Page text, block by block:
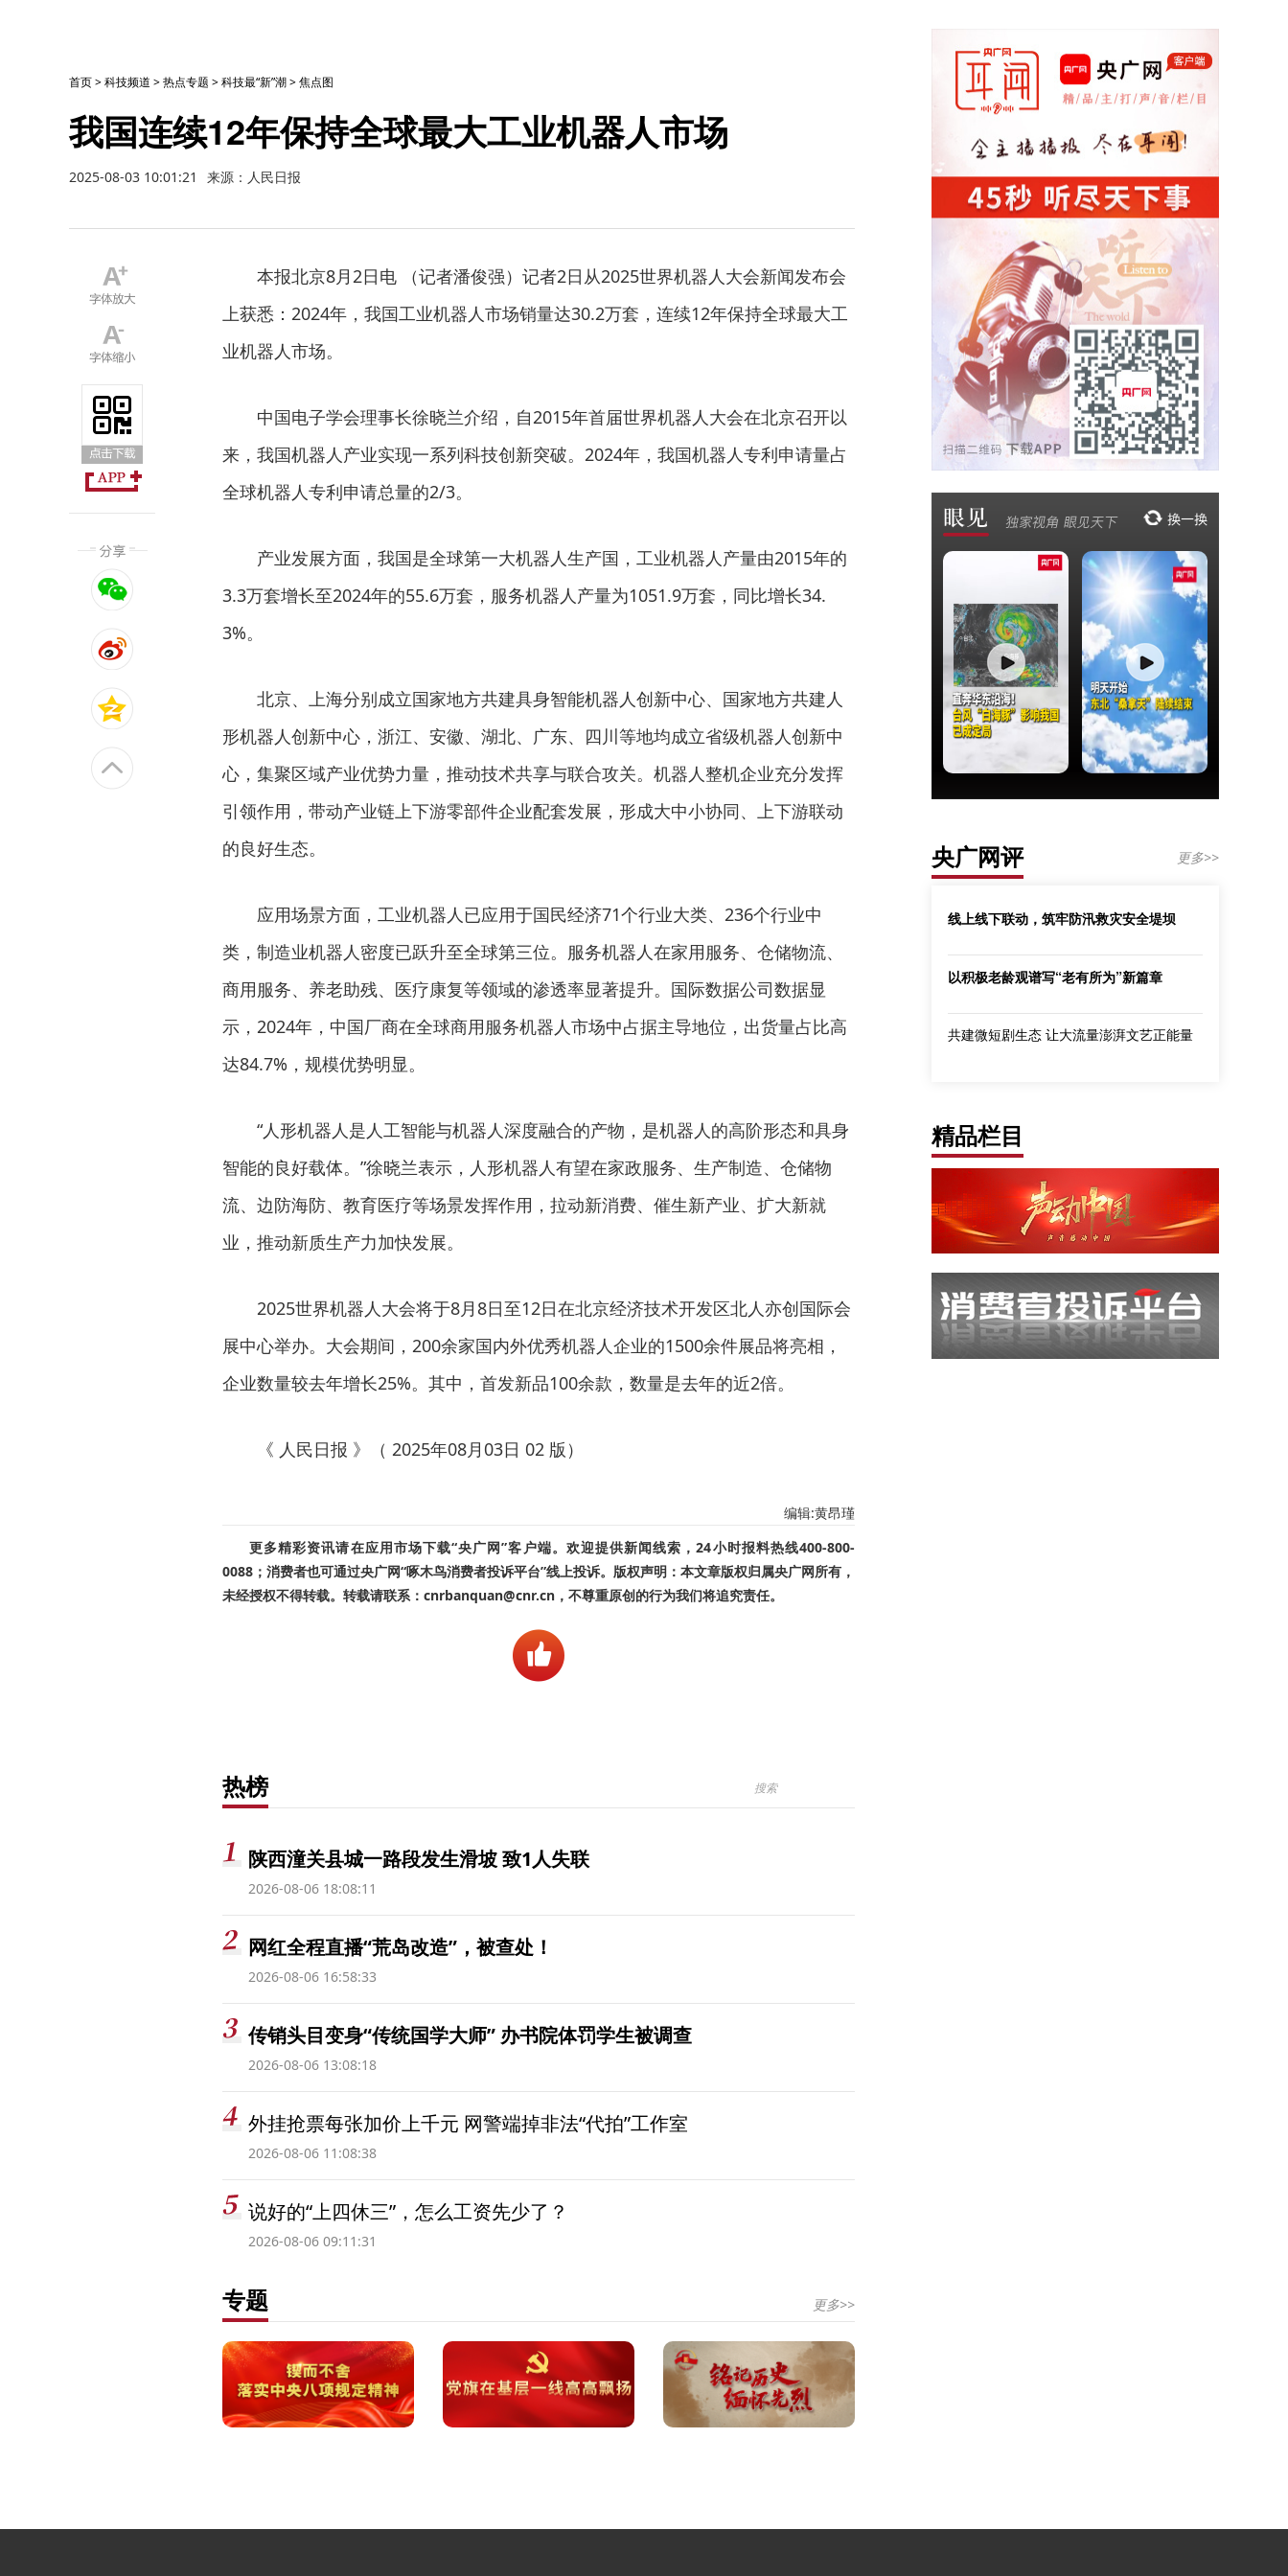
首页>科技频道 >热点专题 >科技最“新”潮>焦点图
我国连续12年保持全球最大工业机器人市场
2025-08-03 10:01:21 来源：人民日报
本报北京8月2日电 （记者潘俊强）记者2日从2025世界机器人大会新闻发布会
上获悉：2024年，我国工业机器人市场销量达30.2万套，连续12年保持全球最大工
业机器人市场。
中国电子学会理事长徐晓兰介绍，自2015年首届世界机器人大会在北京召开以
来，我国机器人产业实现一系列科技创新突破。2024年，我国机器人专利申请量占
全球机器人专利申请总量的2/3。
产业发展方面，我国是全球第一大机器人生产国，工业机器人产量由2015年的
3.3万套增长至2024年的55.6万套，服务机器人产量为1051.9万套，同比增长34.
3%。
北京、上海分别成立国家地方共建具身智能机器人创新中心、国家地方共建人
形机器人创新中心，浙江、安徽、湖北、广东、四川等地均成立省级机器人创新中
心，集聚区域产业优势力量，推动技术共享与联合攻关。机器人整机企业充分发挥
引领作用，带动产业链上下游零部件企业配套发展，形成大中小协同、上下游联动
的良好生态。
应用场景方面，工业机器人已应用于国民经济71个行业大类、236个行业中
类，制造业机器人密度已跃升至全球第三位。服务机器人在家用服务、仓储物流、
商用服务、养老助残、医疗康复等领域的渗透率显著提升。国际数据公司数据显
示，2024年，中国厂商在全球商用服务机器人市场中占据主导地位，出货量占比高
达84.7%，规模优势明显。
“人形机器人是人工智能与机器人深度融合的产物，是机器人的高阶形态和具身
智能的良好载体。”徐晓兰表示，人形机器人有望在家政服务、生产制造、仓储物
流、边防海防、教育医疗等场景发挥作用，拉动新消费、催生新产业、扩大新就
业，推动新质生产力加快发展。
2025世界机器人大会将于8月8日至12日在北京经济技术开发区北人亦创国际会
展中心举办。大会期间，200余家国内外优秀机器人企业的1500余件展品将亮相，
企业数量较去年增长25%。其中，首发新品100余款，数量是去年的近2倍。
《 人民日报 》（ 2025年08月03日 02 版）
编辑:黄昂瑾
更多精彩资讯请在应用市场下载“央广网”客户端。欢迎提供新闻线索，24小时报料热线400-800-
0088；消费者也可通过央广网“啄木鸟消费者投诉平台”线上投诉。版权声明：本文章版权归属央广网所有，
未经授权不得转载。转载请联系：cnrbanquan@cnr.cn，不尊重原创的行为我们将追究责任。
热榜
陕西潼关县城一路段发生滑坡 致1人失联
2026-08-06 18:08:11
网红全程直播“荒岛改造”，被查处！
2026-08-06 16:58:33
传销头目变身“传统国学大师” 办书院体罚学生被调查
2026-08-06 13:08:18
外挂抢票每张加价上千元 网警端掉非法“代拍”工作室
2026-08-06 11:08:38
说好的“上四休三”，怎么工资先少了？
2026-08-06 09:11:31
专题 更多>>
央广网评 更多>>
线上线下联动，筑牢防汛救灾安全堤坝
以积极老龄观谱写“老有所为”新篇章
共建微短剧生态 让大流量澎湃文艺正能量
精品栏目